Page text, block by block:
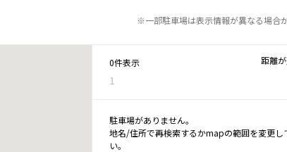
※一部駐車場は表示情報が異なる場合
0件表示
1
距離
駐車場がありません。
地名/住所で再検索するかmapの範囲を変更し
い。